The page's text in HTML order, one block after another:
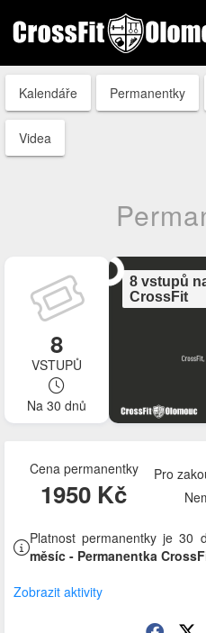
Kalendáře Permanentky
Videa
8
VSTUPŮ
Na 30 dnů
8 vstupů
CrossFit
Cena permanentky
1950 Kč
Pro
Platnost permanentky je 30
měsíc - Permanentka
Zobrazit aktivity